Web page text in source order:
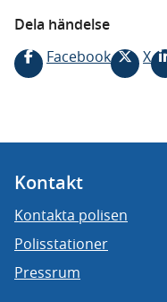
Dela händelse
Facebook
X
Kontakt
Kontakta polisen
Polisstationer
Pressrum